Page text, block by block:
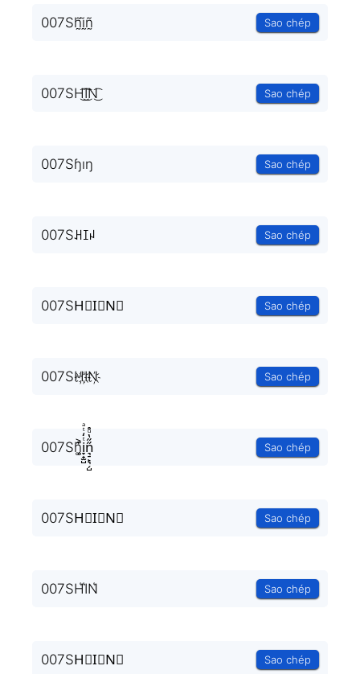
007Sh̰̃ḭ̃ñ̰ Sao chép
007SH͜͡I͜͡N͜͡ Sao chép
007Sɧıŋ Sao chép
007Sꃅꀤꈤ Sao chép
007SH⃟I⃟N⃟ Sao chép
007SH҉I҉N҉ Sao chép
007Sh͚̖̜̍̃͐i̞̟̫̺ͭ̒ͭͣn͉̠̙͉̗̺̋̋̔ͧ̊ Sao chép
007SH⃗I⃗N⃗ Sao chép
007SH͛I͛N͛ Sao chép
007SH⃒I⃒N⃒ Sao chép